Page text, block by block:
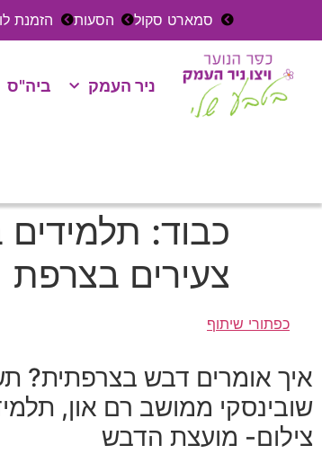
סמארט סקול הסעות הזמנת
ניר העמק ביה"ס
כבוד:
צעירים בצרפת
כפתורי שיתוף
איך אומרים דבש בצרפתית?
שובינסקי ממושב רם און,
צילום- מועצת הדבש